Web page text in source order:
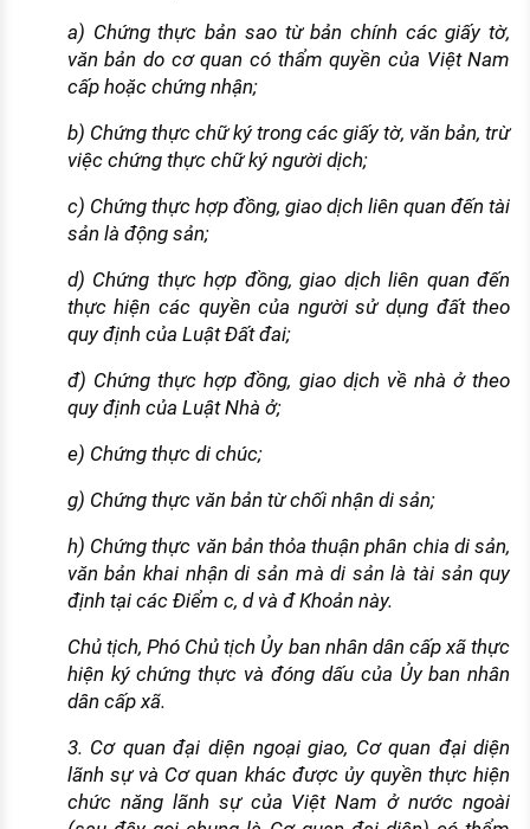
a) Chứng thực bản sao từ bản chính các giấy tờ,
văn bản do cơ quan có thẩm quyền của Việt Nam
cấp hoặc chứng nhận;
b) Chứng thực chữ ký trong các giấy tờ, văn bản, trừ
việc chứng thực chữ ký người dịch;
c) Chứng thực hợp đồng, giao dịch liên quan đến tài
sản là động sản;
d) Chứng thực hợp đồng, giao dịch liên quan đến
thực hiện các quyền của người sử dụng đất theo
quy định của Luật Đất đai;
đ) Chứng thực hợp đồng, giao dịch về nhà ở theo
quy định của Luật Nhà ở;
e) Chứng thực di chúc;
g) Chứng thực văn bản từ chối nhận di sản;
h) Chứng thực văn bản thỏa thuận phân chia di sản,
văn bản khai nhận di sản mà di sản là tài sản quy
định tại các Điểm c, d và đ Khoản này.
Chủ tịch, Phó Chủ tịch Ủy ban nhân dân cấp xã thực
hiện ký chứng thực và đóng dấu của Ủy ban nhân
dân cấp xã.
3. Cơ quan đại diện ngoại giao, Cơ quan đại diện
lãnh sự và Cơ quan khác được ủy quyền thực hiện
chức năng lãnh sự của Việt Nam ở nước ngoài